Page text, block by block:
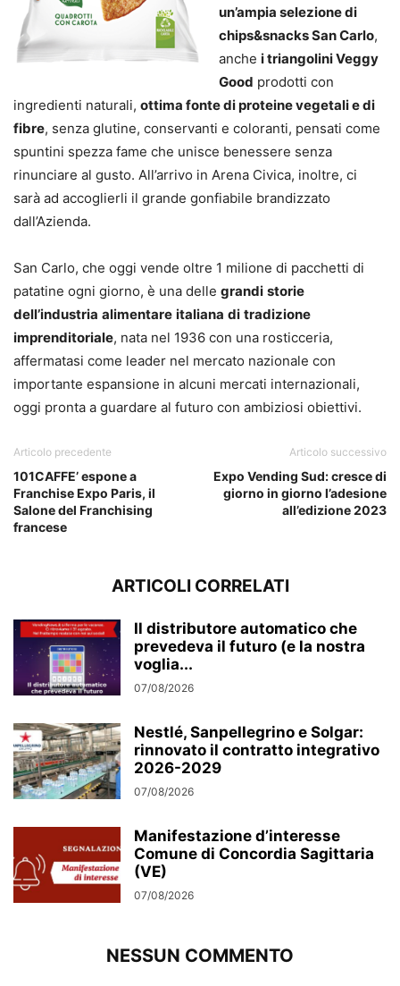
un’ampia selezione di
chips&snacks San Carlo,
anche i triangolini Veggy
Good prodotti con
ingredienti naturali, ottima fonte di proteine vegetali e di
fibre, senza glutine, conservanti e coloranti, pensati come
spuntini spezza fame che unisce benessere senza
rinunciare al gusto. All’arrivo in Arena Civica, inoltre, ci
sarà ad accoglierli il grande gonfiabile brandizzato
dall’Azienda.
San Carlo, che oggi vende oltre 1 milione di pacchetti di
patatine ogni giorno, è una delle grandi storie
dell’industria alimentare italiana di tradizione
imprenditoriale, nata nel 1936 con una rosticceria,
affermatasi come leader nel mercato nazionale con
importante espansione in alcuni mercati internazionali,
oggi pronta a guardare al futuro con ambiziosi obiettivi.
Articolo precedente
101CAFFE’ espone a
Franchise Expo Paris, il
Salone del Franchising
francese
Articolo successivo
Expo Vending Sud: cresce di
giorno in giorno l’adesione
all’edizione 2023
ARTICOLI CORRELATI
Il distributore automatico che
prevedeva il futuro (e la nostra
voglia...
07/08/2026
Nestlé, Sanpellegrino e Solgar:
rinnovato il contratto integrativo
2026-2029
07/08/2026
Manifestazione d’interesse
Comune di Concordia Sagittaria
(VE)
07/08/2026
NESSUN COMMENTO